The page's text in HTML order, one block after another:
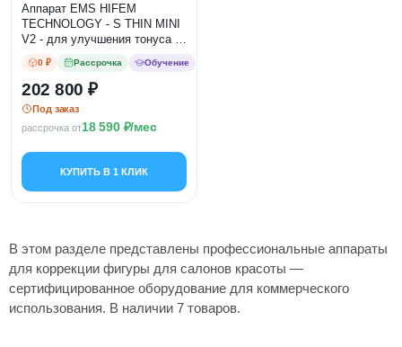
Аппарат EMS HIFEM
TECHNOLOGY - S THIN MINI
V2 - для улучшения тонуса и
0 ₽ Рассрочка Обучение
202 800
Под заказ
рассрочка от18 590 /мес
КУПИТЬ В 1 КЛИК
В этом разделе представлены профессиональные аппараты
для коррекции фигуры для салонов красоты —
сертифицированное оборудование для коммерческого
использования. В наличии 7 товаров.